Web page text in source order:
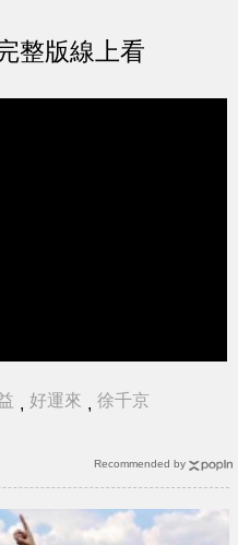
整版線上看
, 好運來 , 徐千京
Recommended by